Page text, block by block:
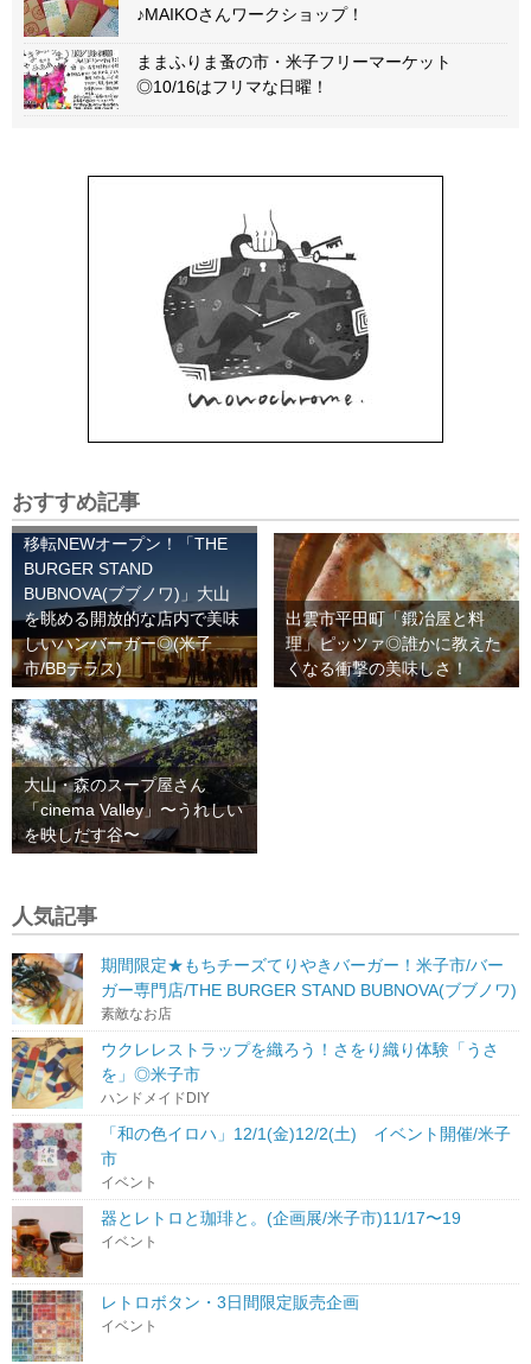
♪MAIKOさんワークショップ！
ままふりま蚤の市・米子フリーマーケット
◎10/16はフリマな日曜！
おすすめ記事
移転NEWオープン！「THE
BURGER STAND
BUBNOVA(ブブノワ)」大山
を眺める開放的な店内で美味
しいハンバーガー◎(米子
市/BBテラス)
出雲市平田町「鍛冶屋と料
理」ピッツァ◎誰かに教えた
くなる衝撃の美味しさ！
大山・森のスープ屋さん
「cinema Valley」〜うれしい
を映しだす谷〜
人気記事
期間限定★もちチーズてりやきバーガー！米子市/バー
ガー専門店/THE BURGER STAND BUBNOVA(ブブノワ)
素敵なお店
ウクレレストラップを織ろう！さをり織り体験「うさ
を」◎米子市
ハンドメイドDIY
「和の色イロハ」12/1(金)12/2(土) イベント開催/米子
市
イベント
器とレトロと珈琲と。(企画展/米子市)11/17〜19
イベント
レトロボタン・3日間限定販売企画
イベント